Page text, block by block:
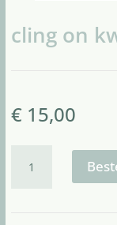
cling on
€15,00